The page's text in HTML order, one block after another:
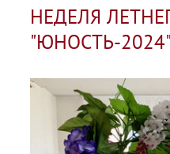
НЕДЕЛЯ
"ЮНОСТЬ-2024"